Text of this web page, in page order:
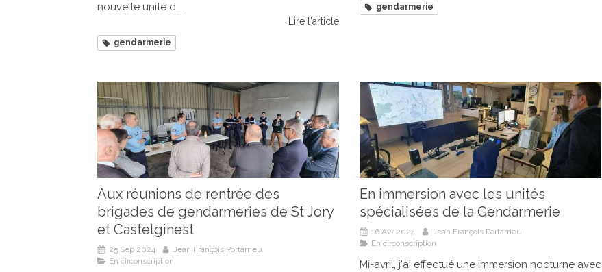
nouvelle unité d...
Lire l'article
gendarmerie
gendarmerie
Aux réunions de rentrée des
brigades de gendarmeries de St Jory
et Castelginest
25 Sep 2024
Jean François Portarrieu
En circonscription
En immersion avec les unités
spécialisées de la Gendarmerie
16 Avr 2024
Jean François Portarrieu
En circonscription
Mi-avril, j'ai effectué une immersion nocturne avec